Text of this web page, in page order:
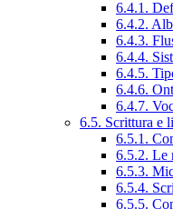
6.4.1.
6.4.2.
6.4.3.
6.4.4.
6.4.5.
6.4.6.
6.4.7.
6.5. Scrittura e
6.5.1.
6.5.2. Le
6.5.3.
6.5.4.
6.5.5.